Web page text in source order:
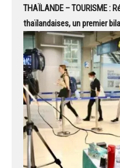
THAÏLANDE – TOURISME :
thaïlandaises, un premier